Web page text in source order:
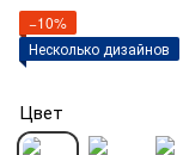
−10%
Несколько дизайнов
Цвет